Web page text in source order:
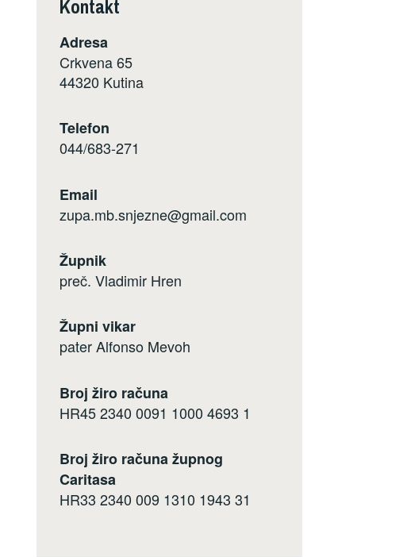
Kontakt
Adresa
Crkvena 65
44320 Kutina
Telefon
044/683-271
Email
zupa.mb.snjezne@gmail.com
Župnik
preč. Vladimir Hren
Župni vikar
pater Alfonso Mevoh
Broj žiro računa
HR45 2340 0091 1000 4693 1
Broj žiro računa župnog
Caritasa
HR33 2340 009 1310 1943 31